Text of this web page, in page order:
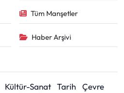
Tüm Manşetler
Haber Arşivi
Kültür-Sanat Tarih
Çevre